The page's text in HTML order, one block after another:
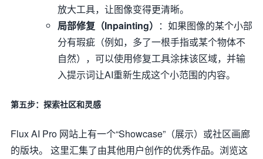
放大工具，让图像变得更清晰。
局部修复（Inpainting） ：如果图像的某个小部
分有瑕疵（例如，多了一根手指或某个物体不
自然），可以使用修复工具涂抹该区域，并输
入提示词让AI重新生成这个小范围的内容。
第五步：探索社区和灵感
Flux AI Pro 网站上有一个“Showcase”（展示）或社区画廊
的版块。 这里汇集了由其他用户创作的优秀作品。浏览这